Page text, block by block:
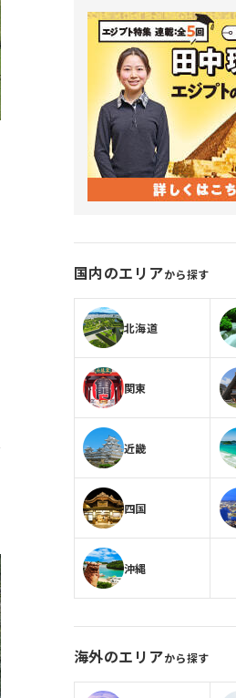
国内のエリアから探す
北海道
関東
近畿
四国
沖縄
海外のエリアから探す